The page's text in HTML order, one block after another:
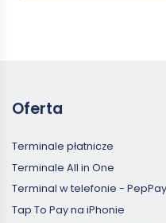
Oferta
Terminale płatnicze
Terminale All in One
Terminal w telefonie - PepPay
Tap To Pay na iPhonie